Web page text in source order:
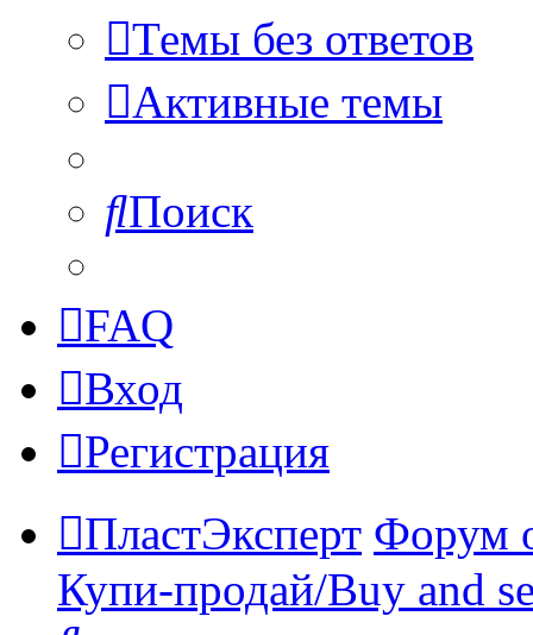
Темы без ответов
Активные темы
Поиск
FAQ
Вход
Регистрация
ПластЭксперт Форум
Купи-продай/Buy and